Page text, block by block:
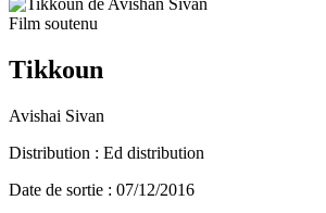
Film soutenu
Tikkoun
Avishai Sivan
Distribution : Ed distribution
Date de sortie : 07/12/2016